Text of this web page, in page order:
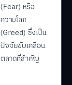
(Fear) หรือ
ความโลภ
(Greed) ซึ่งเป็น
ปัจจัยขับเคลื่อน
ตลาดที่สำคัญ